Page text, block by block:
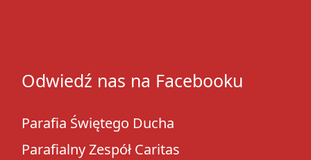
Odwiedź nas na Facebooku
Parafia Świętego Ducha
Parafialny Zespół Caritas